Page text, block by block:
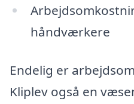
håndværkere
Endelig er
Kliplev også en